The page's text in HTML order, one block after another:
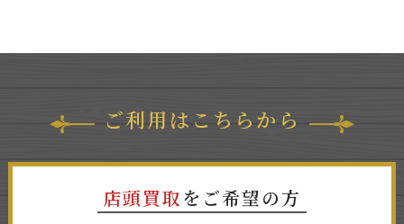
ご利用はこちらから
店頭買取 をご希望の方